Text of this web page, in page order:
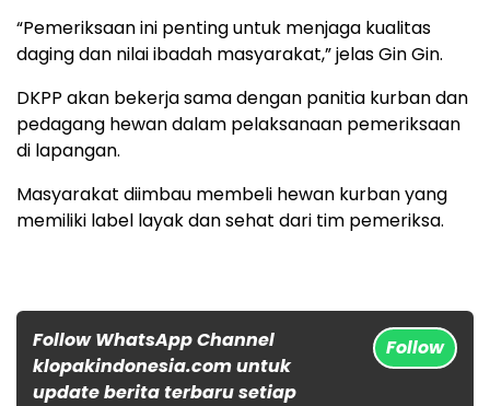
“Pemeriksaan ini penting untuk menjaga kualitas
daging dan nilai ibadah masyarakat,” jelas Gin Gin.
DKPP akan bekerja sama dengan panitia kurban dan
pedagang hewan dalam pelaksanaan pemeriksaan
di lapangan.
Masyarakat diimbau membeli hewan kurban yang
memiliki label layak dan sehat dari tim pemeriksa.
Follow WhatsApp Channel
klopakindonesia.com untuk
update berita terbaru setiap
Follow